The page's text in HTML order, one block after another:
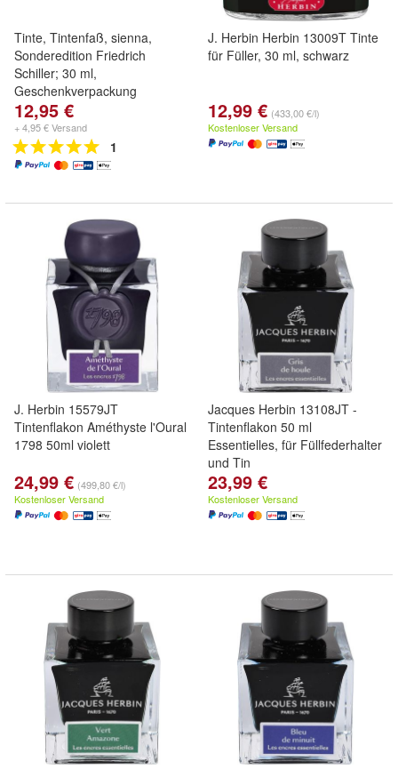
Tinte, Tintenfaß, sienna,
Sonderedition Friedrich
Schiller; 30 ml,
Geschenkverpackung
12,95 €
+ 4,95 € Versand
1
J. Herbin Herbin 13009T Tinte
für Füller, 30 ml, schwarz
12,99 € (433,00 €/l)
Kostenloser Versand
J. Herbin 15579JT
Tintenflakon Améthyste l'Oural
1798 50ml violett
24,99 € (499,80 €/l)
Kostenloser Versand
Jacques Herbin 13108JT -
Tintenflakon 50 ml
Essentielles, für Füllfederhalter
und Tin
23,99 €
Kostenloser Versand